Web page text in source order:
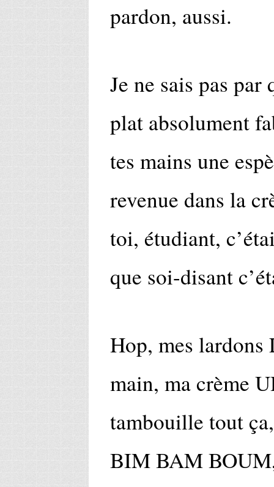
pardon, aussi.
Je ne sais pas
plat absolument
tes mains une
revenue dans la
toi, étudiant,
que soi-disant
Hop, mes lardons
main, ma crème
tambouille tout
BIM BAM